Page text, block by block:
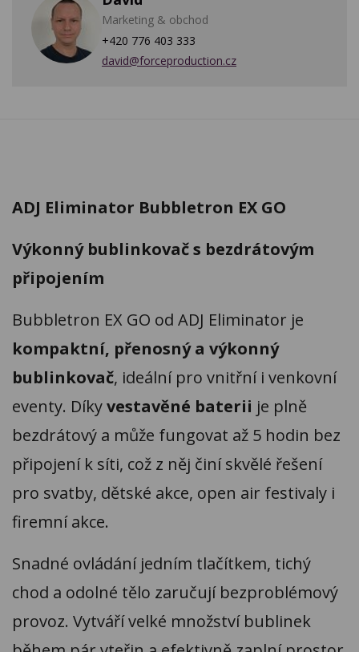
Marketing & obchod
+420 776 403 333
david@forceproduction.cz
ADJ Eliminator Bubbletron EX GO
Výkonný bublinkovač s bezdrátovým
připojením
Bubbletron EX GO od ADJ Eliminator je
kompaktní, přenosný a výkonný
bublinkovač, ideální pro vnitřní i venkovní
eventy. Díkyvestavěné baterii je plně
bezdrátový a může fungovat až 5 hodin bez
připojení k síti, což z něj činí skvělé řešení
pro svatby, dětské akce, open air festivaly i
firemní akce.
Snadné ovládání jedním tlačítkem, tichý
chod a odolné tělo zaručují bezproblémový
provoz. Vytváří velké množství bublinek